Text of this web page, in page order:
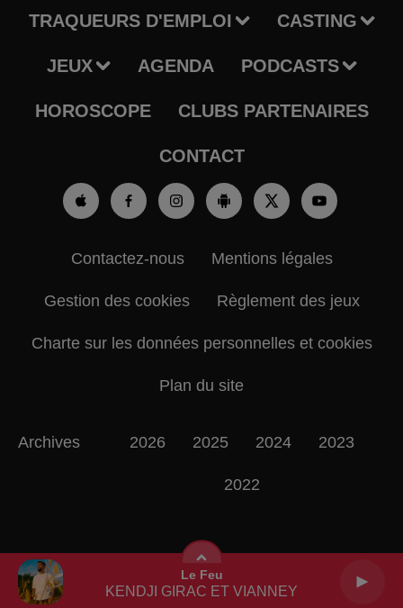
Le Feu
KENDJI GIRAC ET VIANNEY
TRAQUEURS D'EMPLOI CASTING
JEUX AGENDA PODCASTS
HOROSCOPE CLUBS PARTENAIRES
CONTACT
Contactez-nous Mentions légales
Gestion des cookies Règlement des jeux
Charte sur les données personnelles et cookies
Plan du site
Archives 2026 2025 2024 2023
2022